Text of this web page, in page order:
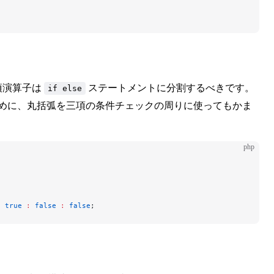
算子は if else
ステートメントに分割するべきです。
、丸括弧を三項の条件チェックの周りに使ってもかま
php
true : false : false ;